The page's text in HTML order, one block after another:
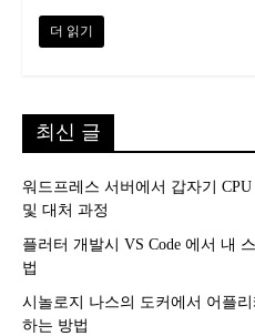
더 읽기
최신 글
워드프레스 서버에서 갑자기
및 대처 과정
플러터 개발시 VS Code 에서 내
법
시놀로지 나스의 도커에서 어플
하는 방법